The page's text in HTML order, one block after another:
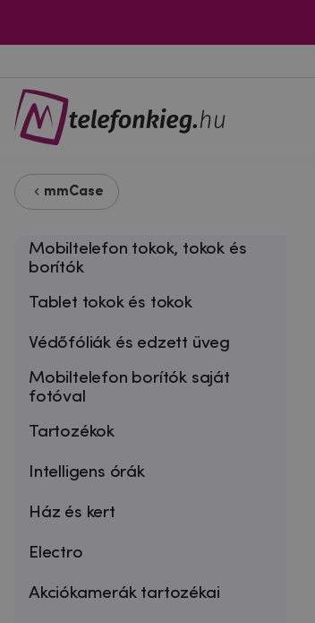
mmCase
Mobiltelefon tokok, tokok és
borítók
Tablet tokok és tokok
Védőfóliák és edzett üveg
Mobiltelefon borítók saját
fotóval
Tartozékok
Intelligens órák
Ház és kert
Electro
Akciókamerák tartozékai